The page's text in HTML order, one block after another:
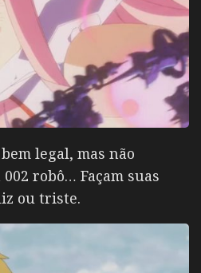
legal, mas não
robô… Façam suas
ou triste.